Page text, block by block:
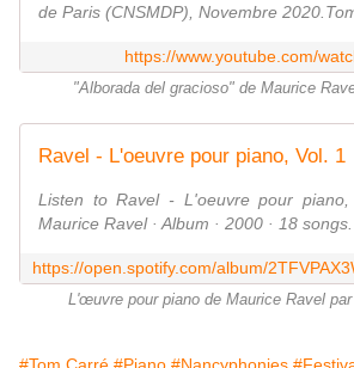
de Paris (CNSMDP), Novembre
https://www.youtube.com/
"Alborada del gracioso" de Maurice
Ravel - L'oeuvre pour piano, Vol. 1
Listen to Ravel - L'oeuvre pour
Maurice Ravel · Album · 2000 · 18 songs.
L'œuvre pour piano de Maurice Ravel